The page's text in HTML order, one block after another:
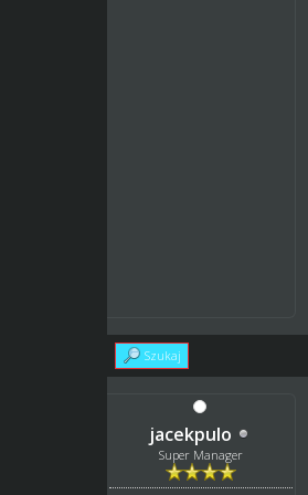
Szukaj
jacekpulo
Super Manager